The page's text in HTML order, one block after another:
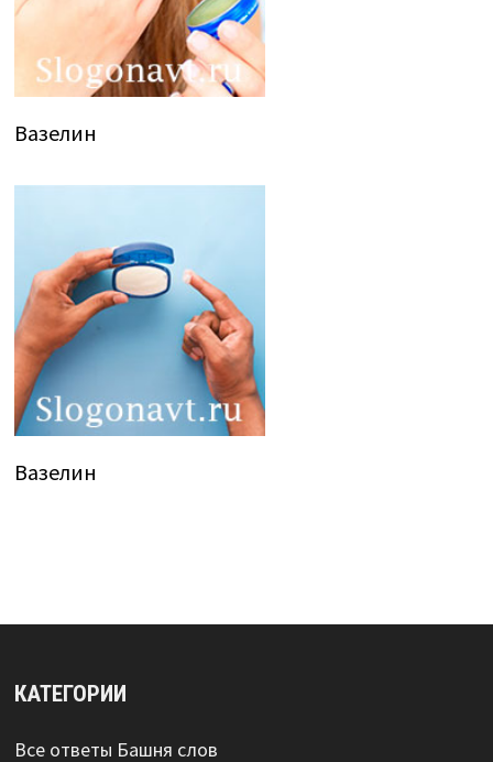
Вазелин
Вазелин
КАТЕГОРИИ
Все ответы Башня слов